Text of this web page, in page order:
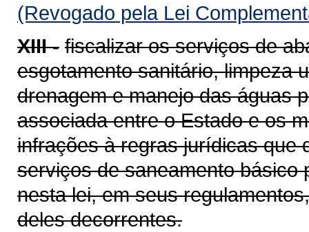
(Revogado pela Lei
XIII - fiscalizar os serviços de
esgotamento sanitário, limpeza
drenagem e manejo das águas
associada entre o Estado e os
infrações à regras jurídicas que
serviços de saneamento básico
nesta lei, em seus
deles decorrentes.